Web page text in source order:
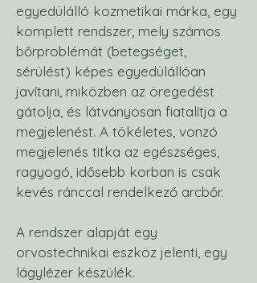
egyedülálló kozmetikai márka, egy
komplett rendszer, mely számos
bőrproblémát (betegséget,
sérülést) képes egyedülállóan
javítani, miközben az öregedést
gátolja, és látványosan fiatalítja a
megjelenést. A tökéletes, vonzó
megjelenés titka az egészséges,
ragyogó, idősebb korban is csak
kevés ránccal rendelkező arcbőr.
A rendszer alapját egy
orvostechnikai eszköz jelenti, egy
lágylézer készülék.